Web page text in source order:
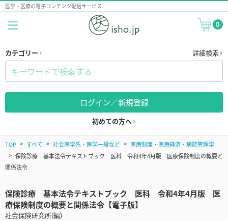
医学・医療の電子コンテンツ配信サービス
0
カテゴリー 詳細検索
ログイン／新規登録
初めての方へ
TOP すべて 社会医学系・医学一般など
医療制度・医療経済・病院管理学
保険診療 基本法令テキストブック 医科 令和4年4月版 医療保険制度の概要と
関係法令
保険診療 基本法令テキストブック 医科 令和4年4月版 医
療保険制度の概要と関係法令【電子版】
社会保険研究所(編)